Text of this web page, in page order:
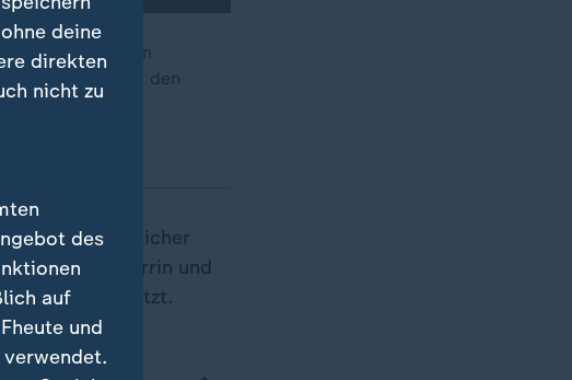
anfangs nur ein
immer mehr in den
macht ein ähnlicher
Darlene Ferrin und
schwer verletzt.
deine
direkten
nicht zu
des
auf
und